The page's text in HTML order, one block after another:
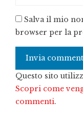
Salva il mio
browser per la
Questo sito
Scopri come
commenti.